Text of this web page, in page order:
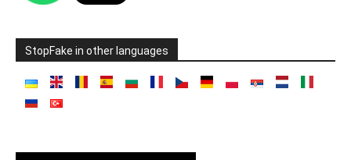
StopFake in other languages